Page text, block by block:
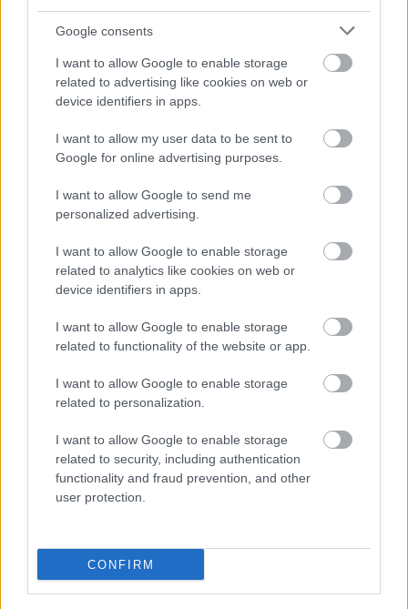
Google consents
I want to allow Google to enable storage
related to advertising like cookies on web or
device identifiers in apps.
I want to allow my user data to be sent to
Google for online advertising purposes.
I want to allow Google to send me
personalized advertising.
I want to allow Google to enable storage
related to analytics like cookies on web or
device identifiers in apps.
I want to allow Google to enable storage
related to functionality of the website or app.
I want to allow Google to enable storage
related to personalization.
I want to allow Google to enable storage
related to security, including authentication
functionality and fraud prevention, and other
user protection.
CONFIRM
A végül kiskirályi címet jelentő előzéséről ennyit
mondott:
Remélem, majd megmutatják. Ha nem, hát voltam
már csalódott életemben, nem fogok sokáig
bánkódni rajta. De sokan beszéltek a bajnoki
hatodik helyről ezen a hétvégén is, ráadásul az
utolsó körig szoros volt a csata.”